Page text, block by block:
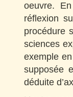
oeuvre.
réflexion
procédure
sciences
exemple
supposée
déduite